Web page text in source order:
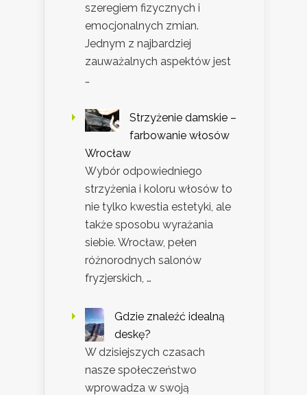
szeregiem fizycznych i
emocjonalnych zmian.
Jednym z najbardziej
zauważalnych aspektów jest
…
Strzyżenie damskie –
farbowanie włosów
Wrocław
Wybór odpowiedniego
strzyżenia i koloru włosów to
nie tylko kwestia estetyki, ale
także sposobu wyrażania
siebie. Wrocław, pełen
różnorodnych salonów
fryzjerskich, …
Gdzie znaleźć idealną
deskę?
W dzisiejszych czasach
nasze społeczeństwo
wprowadza w swoją